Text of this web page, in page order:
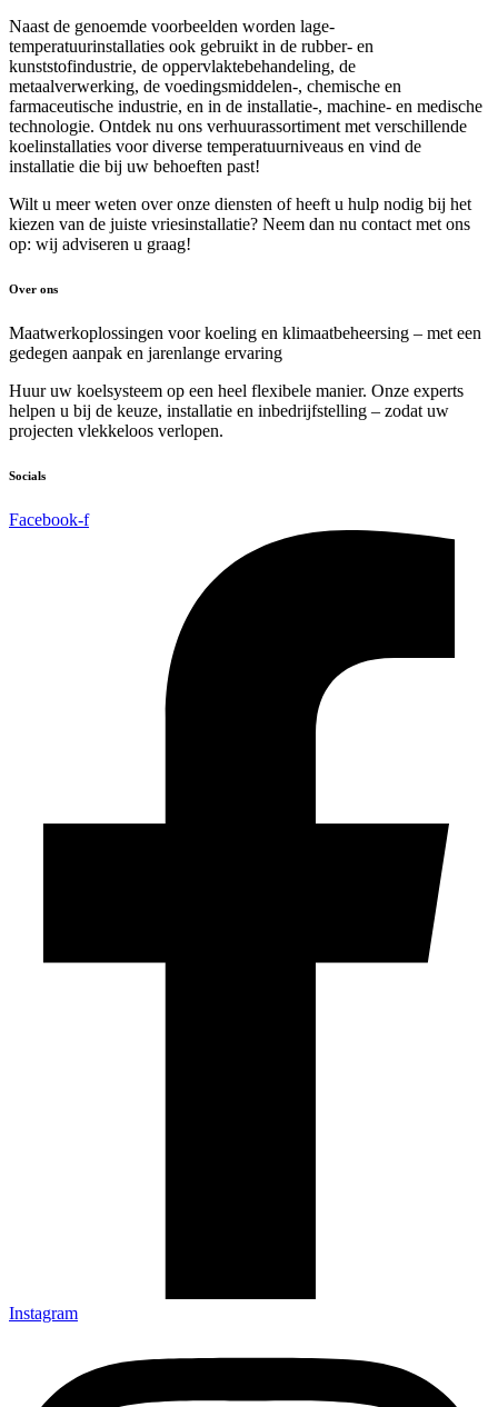
Naast de genoemde voorbeelden worden lage-
temperatuurinstallaties ook gebruikt in de rubber- en
kunststofindustrie, de oppervlaktebehandeling, de
metaalverwerking, de voedingsmiddelen-, chemische en
farmaceutische industrie, en in de installatie-, machine- en medische
technologie. Ontdek nu ons verhuurassortiment met verschillende
koelinstallaties voor diverse temperatuurniveaus en vind de
installatie die bij uw behoeften past!
Wilt u meer weten over onze diensten of heeft u hulp nodig bij het
kiezen van de juiste vriesinstallatie? Neem dan nu contact met ons
op: wij adviseren u graag!
Over ons
Maatwerkoplossingen voor koeling en klimaatbeheersing – met een
gedegen aanpak en jarenlange ervaring
Huur uw koelsysteem op een heel flexibele manier. Onze experts
helpen u bij de keuze, installatie en inbedrijfstelling – zodat uw
projecten vlekkeloos verlopen.
Socials
Facebook-f
Instagram